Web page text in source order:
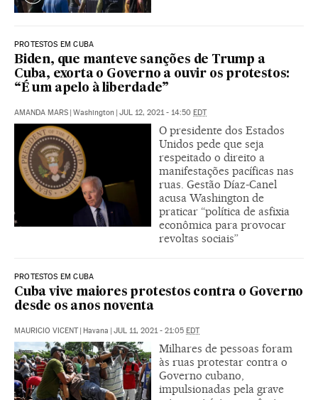
PROTESTOS EM CUBA
Biden, que manteve sanções de Trump a
Cuba, exorta o Governo a ouvir os protestos:
“É um apelo à liberdade”
AMANDA MARS | Washington | JUL 12, 2021 - 14:50 EDT
O presidente dos Estados
Unidos pede que seja
respeitado o direito a
manifestações pacíficas nas
ruas. Gestão Díaz-Canel
acusa Washington de
praticar “política de asfixia
econômica para provocar
revoltas sociais”
PROTESTOS EM CUBA
Cuba vive maiores protestos contra o Governo
desde os anos noventa
MAURICIO VICENT | Havana | JUL 11, 2021 - 21:05 EDT
Milhares de pessoas foram
às ruas protestar contra o
Governo cubano,
impulsionadas pela grave